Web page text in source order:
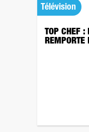
Télévision
TOP CHEF :